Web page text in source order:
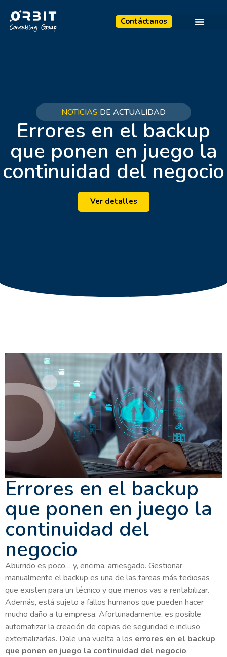
Contáctanos
NOTICIAS DE ACTUALIDAD
Errores en el backup
que ponen en juego la
continuidad del negocio
Ver detalles
Errores en el backup
que ponen en juego la
continuidad del
negocio
Aburrido es poco… y, encima, arriesgado. Gestionar
manualmente el backup es una de las tareas más tediosas
que existen para un técnico y que menos vas a rentabilizar.
Además, está sujeto a fallos humanos que pueden hacer
mucho daño a tu empresa. Afortunadamente, es posible
automatizar la creación de copias de seguridad e incluso
externalizarlas. Dale una vuelta a los errores en el backup
que ponen en juego la continuidad del negocio.